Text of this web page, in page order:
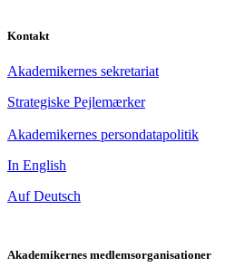
Kontakt
Akademikernes sekretariat
Strategiske Pejlemærker
Akademikernes persondatapolitik
In English
Auf Deutsch
Akademikernes medlemsorganisationer